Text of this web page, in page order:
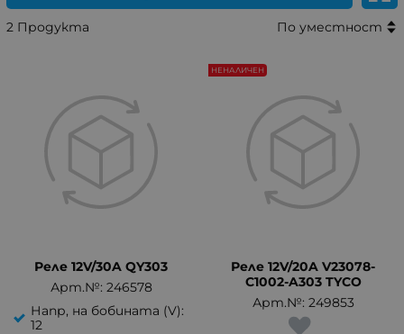
2 Продукта По уместност
Реле 12V/30A QY303
Арт.№: 246578
Напр, на бобината (V):
12
Реле 12V/20A V23078-
C1002-A303 TYCO
Арт.№: 249853
НЕНАЛИЧЕН